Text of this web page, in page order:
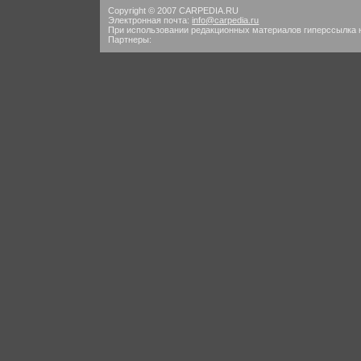
Copyright © 2007 CARPEDIA.RU
Электронная почта: info@carpedia.ru
При использовании редакционных материалов гиперссылка
Партнеры: